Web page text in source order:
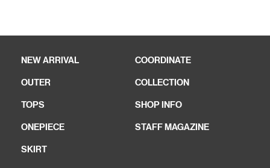
NEW ARRIVAL
OUTER
TOPS
ONEPIECE
SKIRT
COORDINATE
COLLECTION
SHOP INFO
STAFF MAGAZINE